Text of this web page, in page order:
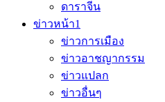
ดาราจีน
ข่าวหน้า1
ข่าวการเมือง
ข่าวอาชญากรรม
ข่าวแปลก
ข่าวอื่นๆ